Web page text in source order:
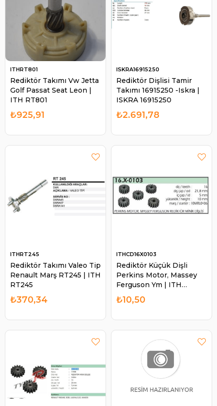
Rediktör Takımı Vw Jetta
Golf Passat Seat Leon |
ITH RT801
ITHRT801
₺925,91
Rediktör Dişlisi Tamir
Takımı 16915250 -Iskra |
ISKRA 16915250
ISKRA16915250
₺2.691,78
Rediktör Takımı Valeo Tip
Renault Marş RT245 | ITH
RT245
ITHRT245
₺370,34
Rediktör Küçük Dişli
Perkins Motor, Massey
Ferguson Ym | ITH
CD16X0103
ITHCD16X0103
₺10,50